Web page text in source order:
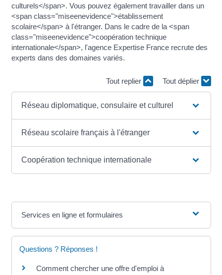
culturels</span>. Vous pouvez également travailler dans un
<span class="miseenevidence">établissement
scolaire</span> à l'étranger. Dans le cadre de la <span
class="miseenevidence">coopération technique
internationale</span>, l'agence Expertise France recrute des
experts dans des domaines variés.
Tout replier Tout déplier
Réseau diplomatique, consulaire et culturel
Réseau scolaire français à l'étranger
Coopération technique internationale
Services en ligne et formulaires
Questions ? Réponses !
Comment chercher une offre d'emploi à